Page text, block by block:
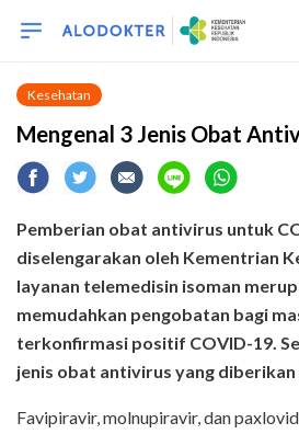
Kesehatan
Mengenal 3 Jenis Obat
Pemberian obat antivirus untuk
diselengarakan oleh Kementrian
layanan telemedisin isoman
memudahkan pengobatan bagi
terkonfirmasi positif COVID-19.
jenis obat antivirus yang
Favipiravir, molnupiravir, dan